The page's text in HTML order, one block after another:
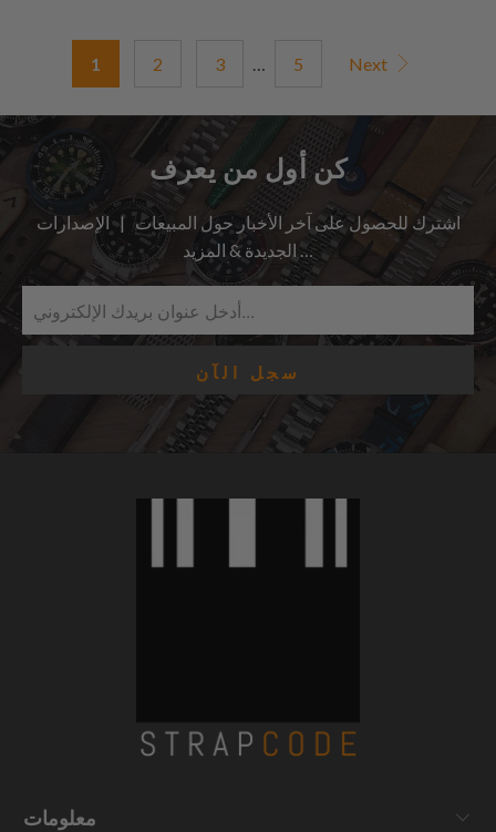
1 2 3 … 5 Next
كن أول من يعرف
اشترك للحصول على آخر الأخبار حول المبيعات | الإصدارات
الجديدة & المزيد …
معلومات